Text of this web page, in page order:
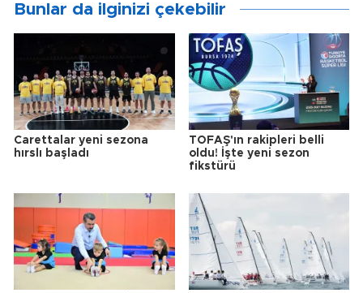
Bunlar da ilginizi çekebilir
Carettalar yeni sezona
hırslı başladı
TOFAŞ'ın rakipleri belli
oldu! İşte yeni sezon
fikstürü